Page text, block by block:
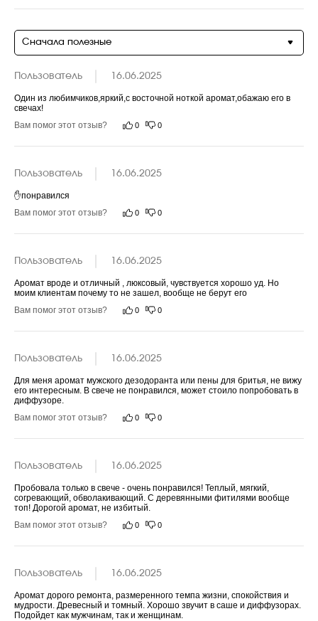
Сначала полезные
Пользователь 16.06.2025
Один из любимчиков,яркий,с восточной ноткой аромат,обажаю его в
свечах!
Вам помог этот отзыв?
0 0
Пользователь 16.06.2025
✋️понравился
Вам помог этот отзыв?
0 0
Пользователь 16.06.2025
Аромат вроде и отличный , люксовый, чувствуется хорошо уд. Но
моим клиентам почему то не зашел, вообще не берут его
Вам помог этот отзыв?
0 0
Пользователь 16.06.2025
Для меня аромат мужского дезодоранта или пены для бритья, не вижу
его интересным. В свече не понравился, может стоило попробовать в
диффузоре.
Вам помог этот отзыв?
0 0
Пользователь 16.06.2025
Пробовала только в свече - очень понравился! Теплый, мягкий,
согревающий, обволакивающий. С деревянными фитилями вообще
топ! Дорогой аромат, не избитый.
Вам помог этот отзыв?
0 0
Пользователь 16.06.2025
Аромат дорого ремонта, размеренного темпа жизни, спокойствия и
мудрости. Древесный и томный. Хорошо звучит в саше и диффузорах.
Подойдет как мужчинам, так и женщинам.